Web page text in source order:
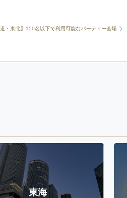
道・東北】150名以下で利用可能なパーティー会場
東海